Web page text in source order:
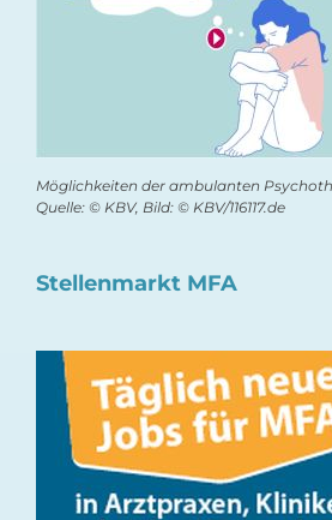
Möglichkeiten der ambulanten
Quelle: © KBV, Bild: © KBV/116117.de
Stellenmarkt MFA